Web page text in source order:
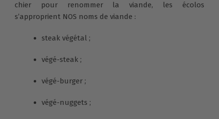
chier pour renommer la viande, les écolos
s’approprient NOS noms de viande :
steak végétal ;
végé-steak ;
végé-burger ;
végé-nuggets ;